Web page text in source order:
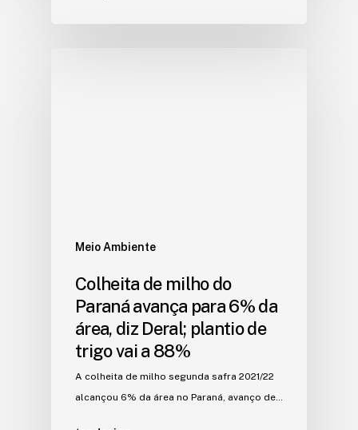
Meio Ambiente
Colheita de milho do
Paraná avança para 6% da
área, diz Deral; plantio de
trigo vai a 88%
A colheita de milho segunda safra 2021/22
alcançou 6% da área no Paraná, avanço de…